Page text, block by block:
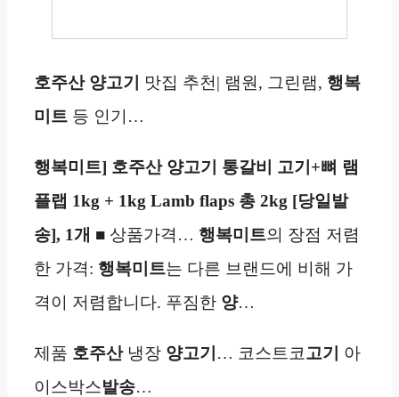
호주산 양고기 맛집 추천| 램원, 그린램, 행복
미트 등 인기…
행복미트] 호주산 양고기 통갈비 고기+뼈 램
플랩 1kg + 1kg Lamb flaps 총 2kg [당일발
송], 1개 ■ 상품가격… 행복미트의 장점 저렴
한 가격: 행복미트는 다른 브랜드에 비해 가
격이 저렴합니다. 푸짐한 양…
제품 호주산냉장 양고기 … 코스트코고기
아
이스박스발송…